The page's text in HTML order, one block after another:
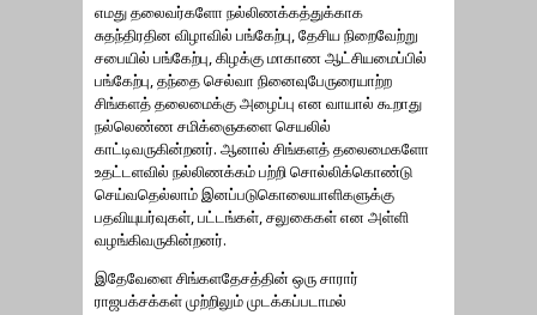
எமது தலைவர்களோ நல்லிணக்கத்துக்காக
சுதந்திரதின விழாவில் பங்கேற்பு, தேசிய நிறைவேற்று
சபையில் பங்கேற்பு, கிழக்கு மாகாண ஆட்சியமைப்பில்
பங்கேற்பு, தந்தை செல்வா நினைவுபேருரையாற்ற
சிங்களத் தலைமைக்கு அழைப்பு என வாயால் கூறாது
நல்லெண்ண சமிக்ஞைகளை செயலில்
காட்டிவருகின்றனர். ஆனால் சிங்களத் தலைமைகளோ
உதட்டளவில் நல்லிணக்கம் பற்றி சொல்லிக்கொண்டு
செய்வதெல்லாம் இனப்படுகொலையாளிகளுக்கு
பதவியுயர்வுகள், பட்டங்கள், சலுகைகள் என அள்ளி
வழங்கிவருகின்றனர்.
இதேவேளை சிங்களதேசத்தின் ஒரு சாரார்
ராஜபக்சக்கள் முற்றிலும் முடக்கப்படாமல்